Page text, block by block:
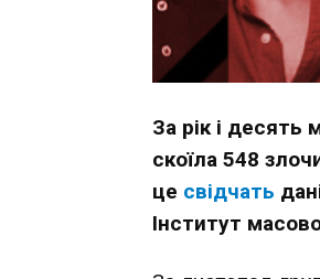
За рік і десять
скоїла 548
це свідчать
Інститут